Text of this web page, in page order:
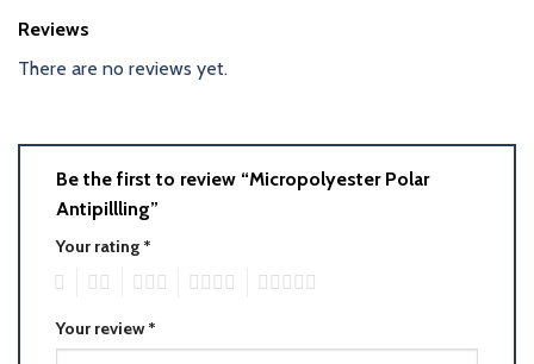
Reviews
There are no reviews yet.
Be the first to review “Micropolyester Polar
Antipillling”
Your rating *
Your review*